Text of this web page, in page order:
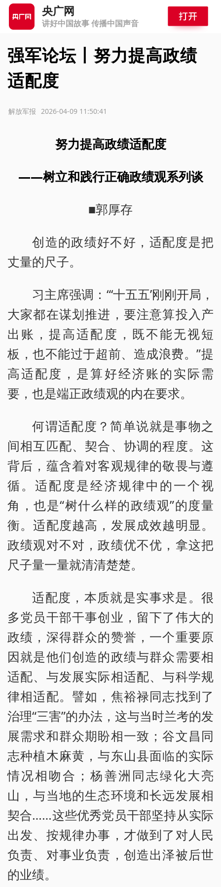
央广网
讲好中国故事 传播中国声音
强军论坛丨努力提高政绩
适配度
2026-04-09 11:50:41
解放军报
努力提高政绩适配度
——树立和践行正确政绩观系列谈
■郭厚存
创造的政绩好不好，适配度是把
丈量的尺子。
习主席强调：“‘十五五’刚刚开局，
大家都在谋划推进，要注意算投入产
出账，提高适配度，既不能无视短
板，也不能过于超前、造成浪费。”提
高适配度，是算好经济账的实际需
要，也是端正政绩观的内在要求。
何谓适配度？简单说就是事物之
间相互匹配、契合、协调的程度。这
背后，蕴含着对客观规律的敬畏与遵
循。适配度是经济规律中的一个视
角，也是“树什么样的政绩观”的度量
衡。适配度越高，发展成效越明显。
政绩观对不对，政绩优不优，拿这把
尺子量一量就清清楚楚。
适配度，本质就是实事求是。很
多党员干部干事创业，留下了伟大的
政绩，深得群众的赞誉，一个重要原
因就是他们创造的政绩与群众需要相
适配、与发展实际相适配、与科学规
律相适配。譬如，焦裕禄同志找到了
治理“三害”的办法，这与当时兰考的发
展需求和群众期盼相一致；谷文昌同
志种植木麻黄，与东山县面临的实际
情况相吻合；杨善洲同志绿化大亮
山，与当地的生态环境和长远发展相
契合……这些优秀党员干部坚持从实际
出发、按规律办事，才做到了对人民
负责、对事业负责，创造出泽被后世
的业绩。